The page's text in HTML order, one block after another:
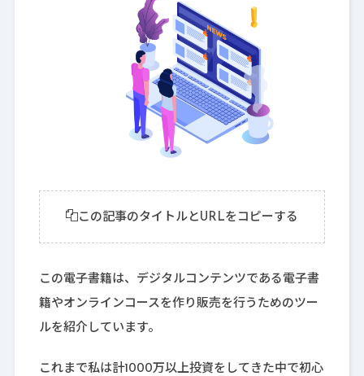
この記事のタイトルとURLをコピーする
この電子書籍は、デジタルコンテンツである電子書
籍やオンラインコースを作り販売を行うためのツー
ルを紹介しています。
これまで私は計1000万以上投資をしてきた中で初心